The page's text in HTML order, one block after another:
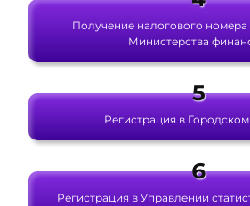
Получение налогового номера
Министерства
Регистрация в
Регистрация в Управлении